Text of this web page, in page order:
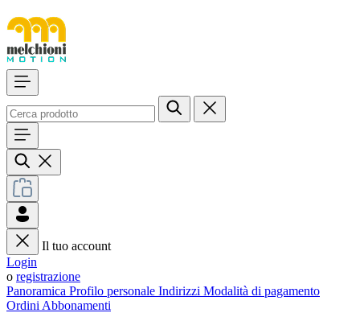
Il tuo account
Login
o registrazione
Panoramica Profilo personale Indirizzi Modalità di pagamento
Ordini Abbonamenti